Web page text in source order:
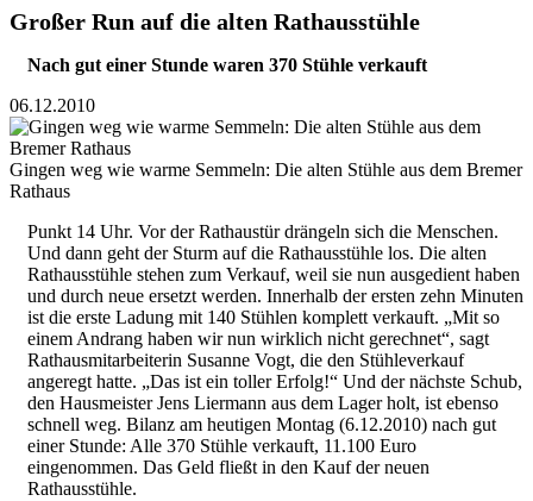
Großer Run auf die alten Rathausstühle
Nach gut einer Stunde waren 370 Stühle verkauft
06.12.2010
Gingen weg wie warme Semmeln: Die alten Stühle aus dem Bremer
Rathaus
Punkt 14 Uhr. Vor der Rathaustür drängeln sich die Menschen.
Und dann geht der Sturm auf die Rathausstühle los. Die alten
Rathausstühle stehen zum Verkauf, weil sie nun ausgedient haben
und durch neue ersetzt werden. Innerhalb der ersten zehn Minuten
ist die erste Ladung mit 140 Stühlen komplett verkauft. „Mit so
einem Andrang haben wir nun wirklich nicht gerechnet“, sagt
Rathausmitarbeiterin Susanne Vogt, die den Stühleverkauf
angeregt hatte. „Das ist ein toller Erfolg!“ Und der nächste Schub,
den Hausmeister Jens Liermann aus dem Lager holt, ist ebenso
schnell weg. Bilanz am heutigen Montag (6.12.2010) nach gut
einer Stunde: Alle 370 Stühle verkauft, 11.100 Euro
eingenommen. Das Geld fließt in den Kauf der neuen
Rathausstühle.